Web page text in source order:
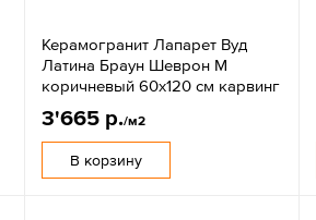
Керамогранит Лапарет Вуд
Латина Браун Шеврон М
коричневый 60x120 см карвинг
3'665 р./м2
В корзину